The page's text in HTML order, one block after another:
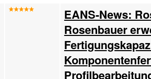
EANS-News:
Rosenbauer